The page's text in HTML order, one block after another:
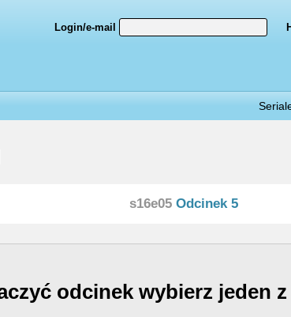
Login/e-mail
s16e05 Odcinek 5
odcinek wybierz jeden